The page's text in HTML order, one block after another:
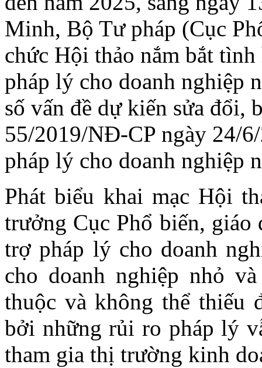
Minh, Bộ Tư pháp (Cục
chức Hội thảo nắm bắt
pháp lý cho doanh nghiệp
số vấn đề dự kiến sửa đổi,
55/2019/NĐ-CP ngày 24/
pháp lý cho doanh nghiệp
Phát biểu khai mạc Hội
trưởng Cục Phổ biến, giáo
trợ pháp lý cho doanh
cho doanh nghiệp nhỏ
thuộc và không thể thiếu
bởi những rủi ro pháp lý
tham gia thị trường kinh